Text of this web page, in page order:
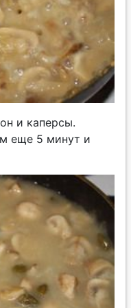
и каперсы.
еще 5 минут и